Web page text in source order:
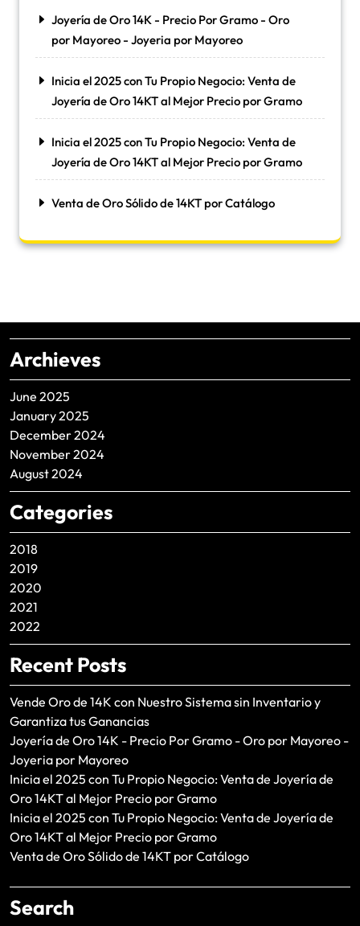
Joyería de Oro 14K - Precio Por Gramo - Oro
por Mayoreo - Joyeria por Mayoreo
Inicia el 2025 con Tu Propio Negocio: Venta de
Joyería de Oro 14KT al Mejor Precio por Gramo
Inicia el 2025 con Tu Propio Negocio: Venta de
Joyería de Oro 14KT al Mejor Precio por Gramo
Venta de Oro Sólido de 14KT por Catálogo
Archieves
June 2025
January 2025
December 2024
November 2024
August 2024
Categories
2018
2019
2020
2021
2022
Recent Posts
Vende Oro de 14K con Nuestro Sistema sin Inventario y
Garantiza tus Ganancias
Joyería de Oro 14K - Precio Por Gramo - Oro por Mayoreo -
Joyeria por Mayoreo
Inicia el 2025 con Tu Propio Negocio: Venta de Joyería de
Oro 14KT al Mejor Precio por Gramo
Inicia el 2025 con Tu Propio Negocio: Venta de Joyería de
Oro 14KT al Mejor Precio por Gramo
Venta de Oro Sólido de 14KT por Catálogo
Search